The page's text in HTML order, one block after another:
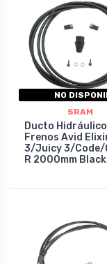
NO
SRAM
Ducto Hidráulico
Frenos Avid
3/Juicy 3/Code/
R 2000mm Black